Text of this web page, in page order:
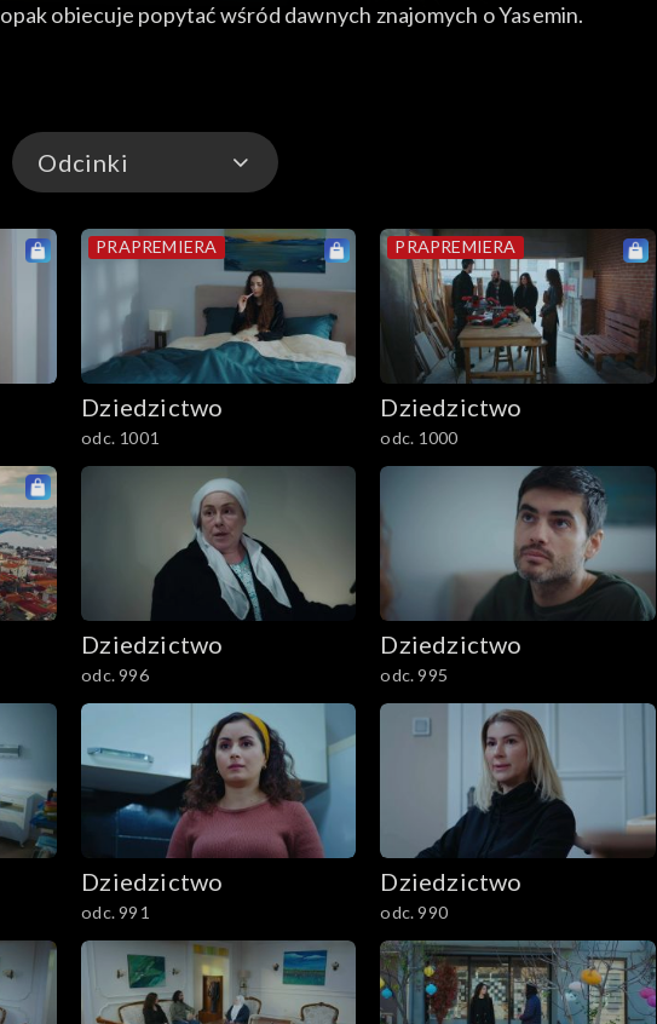
obiecuje popytać wśród dawnych znajomych o Yasemin.
Odcinki
OdcinkiPRAPREMIERA
Dziedzictwo
odc. 1001
PRAPREMIERA
Dziedzictwo
odc. 1000
Dziedzictwo
odc. 996
Dziedzictwo
odc. 995
Dziedzictwo
odc. 991
Dziedzictwo
odc. 990